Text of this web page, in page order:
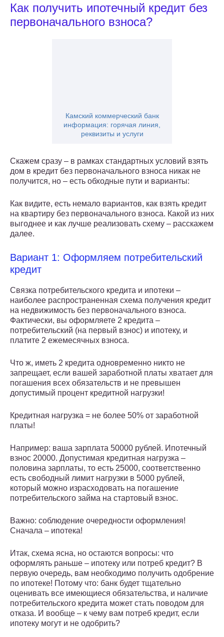
Как получить ипотечный кредит без
первоначального взноса?
Камский коммерческий банк
информация: горячая линия,
реквизиты и услуги
Скажем сразу – в рамках стандартных условий взять
дом в кредит без первоначального взноса никак не
получится, но – есть обходные пути и варианты:
Как видите, есть немало вариантов, как взять кредит
на квартиру без первоначального взноса. Какой из них
выгоднее и как лучше реализовать схему – расскажем
далее.
Вариант 1: Оформляем потребительский
кредит
Связка потребительского кредита и ипотеки –
наиболее распространенная схема получения кредит
на недвижимость без первоначального взноса.
Фактически, вы оформляете 2 кредита –
потребительский (на первый взнос) и ипотеку, и
платите 2 ежемесячных взноса.
Что ж, иметь 2 кредита одновременно никто не
запрещает, если вашей заработной платы хватает для
погашения всех обязательств и не превышен
допустимый процент кредитной нагрузки!
Кредитная нагрузка = не более 50% от заработной
платы!
Например: ваша зарплата 50000 рублей. Ипотечный
взнос 20000. Допустимая кредитная нагрузка –
половина зарплаты, то есть 25000, соответственно
есть свободный лимит нагрузки в 5000 рублей,
который можно израсходовать на погашение
потребительского займа на стартовый взнос.
Важно: соблюдение очередности оформления!
Сначала – ипотека!
Итак, схема ясна, но остаются вопросы: что
оформлять раньше – ипотеку или потреб кредит? В
первую очередь, вам необходимо получить одобрение
по ипотеке! Потому что: банк будет тщательно
оценивать все имеющиеся обязательства, и наличие
потребительского кредита может стать поводом для
отказа. И вообще – к чему вам потреб кредит, если
ипотеку могут и не одобрить?